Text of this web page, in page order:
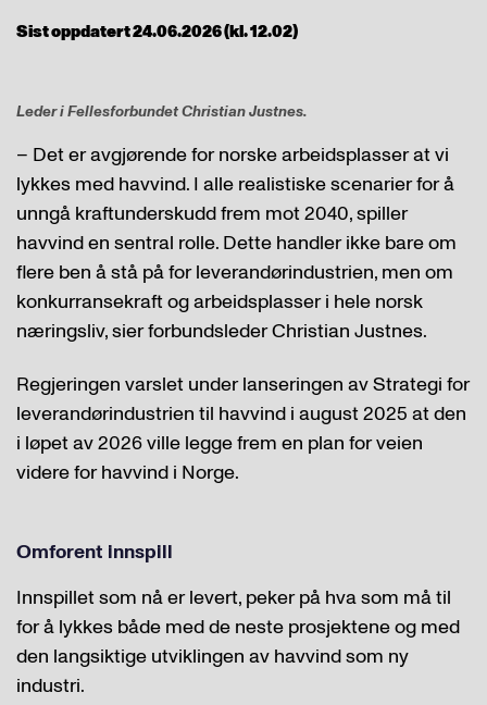
Sist oppdatert 24.06.2026 (kl. 12.02)
Leder i Fellesforbundet Christian Justnes.
– Det er avgjørende for norske arbeidsplasser at vi
lykkes med havvind. I alle realistiske scenarier for å
unngå kraftunderskudd frem mot 2040, spiller
havvind en sentral rolle. Dette handler ikke bare om
flere ben å stå på for leverandørindustrien, men om
konkurransekraft og arbeidsplasser i hele norsk
næringsliv, sier forbundsleder Christian Justnes.
Regjeringen varslet under lanseringen av Strategi for
leverandørindustrien til havvind i august 2025 at den
i løpet av 2026 ville legge frem en plan for veien
videre for havvind i Norge.
Omforent innspill
Innspillet som nå er levert, peker på hva som må til
for å lykkes både med de neste prosjektene og med
den langsiktige utviklingen av havvind som ny
industri.